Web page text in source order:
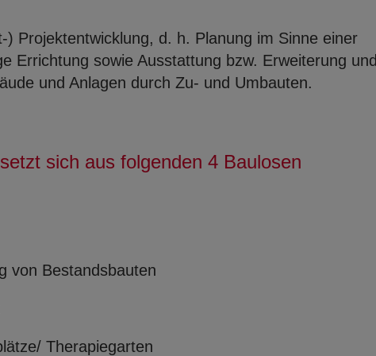
Projektentwicklung, d. h. Planung im Sinne einer
Errichtung sowie Ausstattung bzw. Erweiterung und
und Anlagen durch Zu- und Umbauten.
sich aus folgenden 4 Baulosen
von Bestandsbauten
Therapiegarten